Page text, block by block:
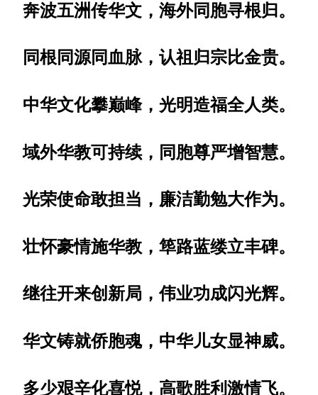
奔波五洲传华文，海外同胞寻根归。
同根同源同血脉，认祖归宗比金贵。
中华文化攀巅峰，光明造福全人类。
域外华教可持续，同胞尊严增智慧。
光荣使命敢担当，廉洁勤勉大作为。
壮怀豪情施华教，筚路蓝缕立丰碑。
继往开来创新局，伟业功成闪光辉。
华文铸就侨胞魂，中华儿女显神威。
多少艰辛化喜悦，高歌胜利激情飞。